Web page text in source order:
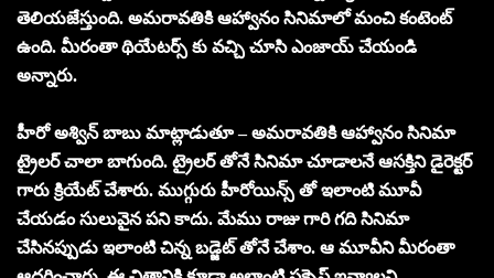
తెలియజేస్తుంది. అమరావతికి ఆహ్వానం సినిమాలో మంచి కంటెంట్
ఉంది. మీరంతా థియేటర్స్ కు వచ్చి చూసి ఎంజాయ్ చేయండి
అన్నారు.
హీరో అశ్విన్ బాబు మాట్లాడుతూ – అమరావతికి ఆహ్వానం సినిమా
ట్రైలర్ చాలా బాగుంది. ట్రైలర్ తోనే సినిమా చూడాలనే ఆసక్తిని డైరెక్టర్
గారు క్రియేట్ చేశారు. ముగ్గురు హీరోయిన్స్ తో ఇలాంటి మూవీ
చేయడం సులువైన పని కాదు. మేము రాజు గారి గది సినిమా
చేసినప్పుడు ఇలాంటి చిన్న బడ్జెట్ తోనే చేశాం. ఆ మూవీని మీరంతా